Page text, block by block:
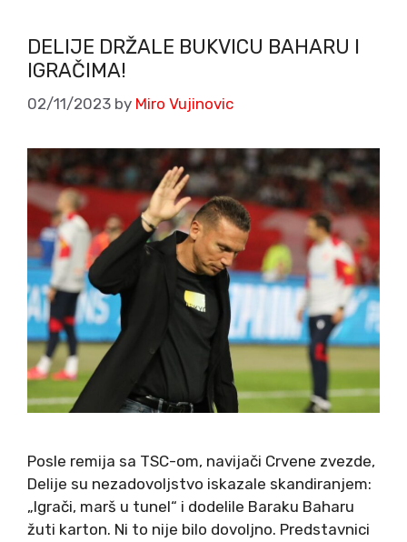
DELIJE DRŽALE BUKVICU BAHARU I
IGRAČIMA!
02/11/2023 by Miro Vujinovic
Posle remija sa TSC-om, navijači Crvene zvezde,
Delije su nezadovoljstvo iskazale skandiranjem:
„Igrači, marš u tunel“ i dodelile Baraku Baharu
žuti karton. Ni to nije bilo dovoljno. Predstavnici